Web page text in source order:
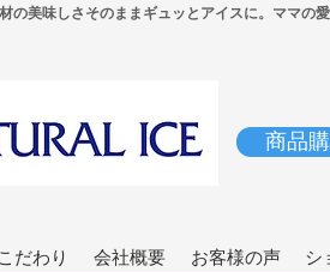
の美味しさそのままギュッとアイスに。ママの
商品
だわり 会社概要 お客様の声 シ